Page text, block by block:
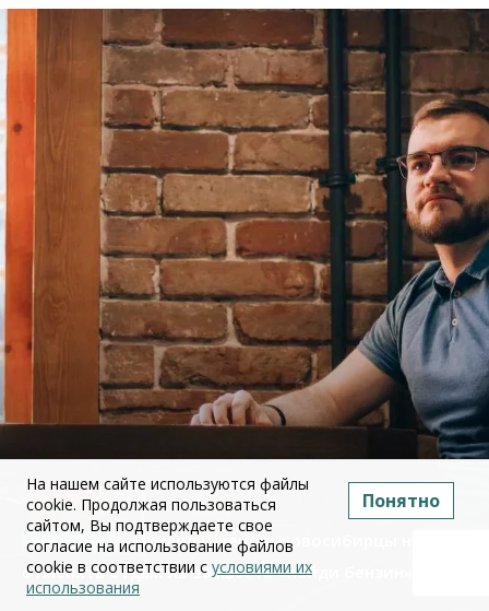
Михаил Швецов: Новосибирцы начали
отменять отдых из-за квеста «найди бензин»
На нашем сайте используются файлы
cookie. Продолжая пользоваться
сайтом, Вы подтверждаете свое
согласие на использование файлов
cookie в соответствии с условиями их
использования
Понятно